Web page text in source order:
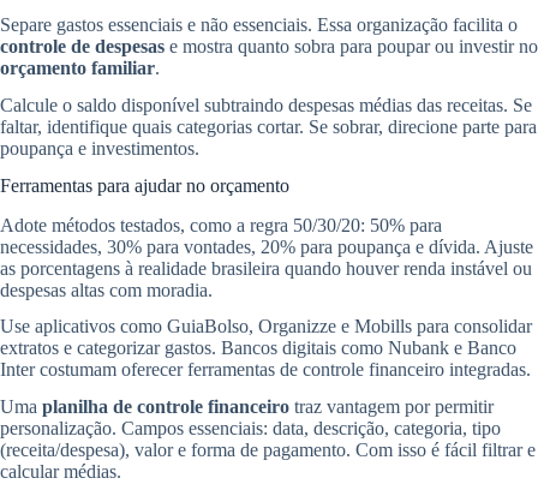
Separe gastos essenciais e não essenciais. Essa organização facilita o
controle de despesas e mostra quanto sobra para poupar ou investir no
orçamento familiar.
Calcule o saldo disponível subtraindo despesas médias das receitas. Se
faltar, identifique quais categorias cortar. Se sobrar, direcione parte para
poupança e investimentos.
Ferramentas para ajudar no orçamento
Adote métodos testados, como a regra 50/30/20: 50% para
necessidades, 30% para vontades, 20% para poupança e dívida. Ajuste
as porcentagens à realidade brasileira quando houver renda instável ou
despesas altas com moradia.
Use aplicativos como GuiaBolso, Organizze e Mobills para consolidar
extratos e categorizar gastos. Bancos digitais como Nubank e Banco
Inter costumam oferecer ferramentas de controle financeiro integradas.
Uma planilha de controle financeiro traz vantagem por permitir
personalização. Campos essenciais: data, descrição, categoria, tipo
(receita/despesa), valor e forma de pagamento. Com isso é fácil filtrar e
calcular médias.